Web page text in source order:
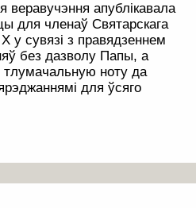
веравучэння апублікавала
для членаў Святарскага
у сувязі з правядзеннем
без дазволу Папы, а
тлумачальную ноту да
для ўсяго